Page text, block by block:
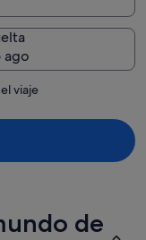
ago
viaje
de